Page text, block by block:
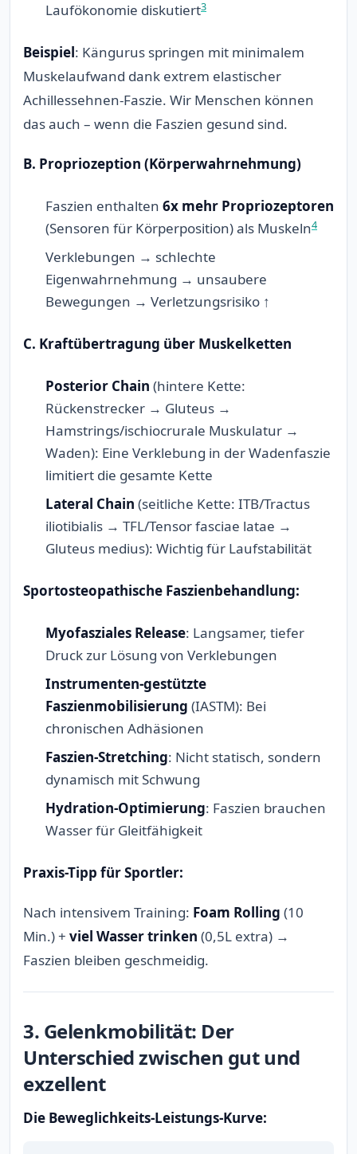
Laufökonomie diskutiert3
Beispiel: Kängurus springen mit minimalem
Muskelaufwand dank extrem elastischer
Achillessehnen-Faszie. Wir Menschen können
das auch – wenn die Faszien gesund sind.
B. Propriozeption (Körperwahrnehmung)
Faszien enthalten 6x mehr Propriozeptoren
(Sensoren für Körperposition) als Muskeln4
Verklebungen → schlechte
Eigenwahrnehmung → unsaubere
Bewegungen → Verletzungsrisiko ↑
C. Kraftübertragung über Muskelketten
Posterior Chain (hintere Kette:
Rückenstrecker → Gluteus →
Hamstrings/ischiocrurale Muskulatur →
Waden): Eine Verklebung in der Wadenfaszie
limitiert die gesamte Kette
Lateral Chain (seitliche Kette: ITB/Tractus
iliotibialis → TFL/Tensor fasciae latae →
Gluteus medius): Wichtig für Laufstabilität
Sportosteopathische Faszienbehandlung:
Myofasziales Release: Langsamer, tiefer
Druck zur Lösung von Verklebungen
Instrumenten-gestützte
Faszienmobilisierung (IASTM): Bei
chronischen Adhäsionen
Faszien-Stretching: Nicht statisch, sondern
dynamisch mit Schwung
Hydration-Optimierung: Faszien brauchen
Wasser für Gleitfähigkeit
Praxis-Tipp für Sportler:
Nach intensivem Training: Foam Rolling (10
Min.) + viel Wasser trinken (0,5L extra) →
Faszien bleiben geschmeidig.
3. Gelenkmobilität: Der
Unterschied zwischen gut und
exzellent
Die Beweglichkeits-Leistungs-Kurve: